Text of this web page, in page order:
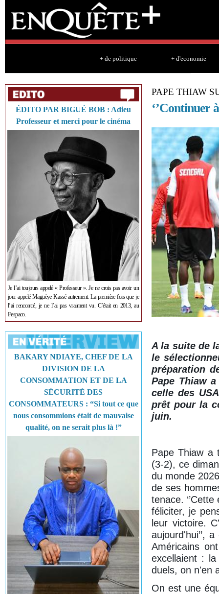
+ de politique + d'economie
ÉDITO PAR BIGUÉ BOB : Adieu
Professeur et merci pour le cinéma
Je l’ai toujours appelé « Professeur ». Je ne crois pas avoir un
jour appelé Maguèye Kassé autrement. La première fois que je
l’ai rencontré, je ne l’ai pas vraiment vu. C’était en 2013, au
Fespaco.
BAKARY NDIAYE, CHEF DE LA
DIVISION DE LA
CONSOMMATION ET DE LA
SÉCURITÉ DES
CONSOMMATEURS : “Si tout ce que
nous consommions était de mauvaise
qualité, on ne serait plus là !”
PAPE THIAW
‘’Continuer
A la suite de
le
préparation
Pape Thiaw
celle des
prêt pour la
juin.
Pape Thiaw a
(3-2), ce
du monde
de ses
tenace.
féliciter, je
leur victoire.
aujourd'hui’’,
Américains
excellaient : la
duels, on n'en
On est une